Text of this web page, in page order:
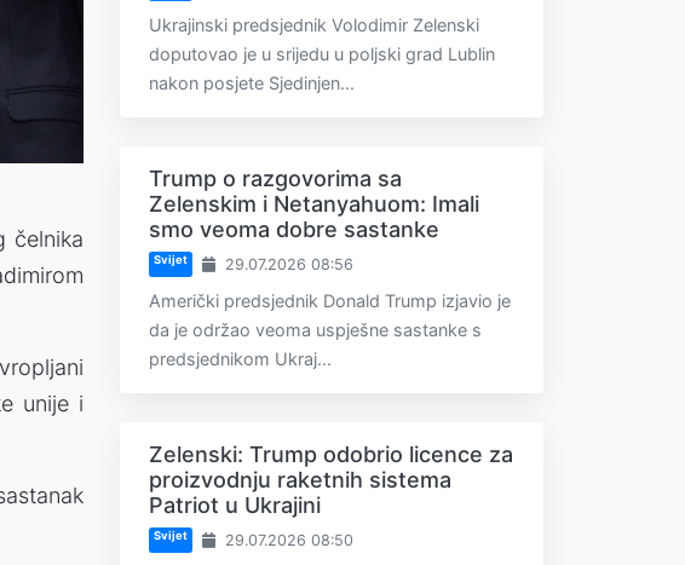
čelnika
unije i
Ukrajinski predsjednik Volodimir Zelenski
doputovao je u srijedu u poljski grad Lublin
nakon posjete Sjedinjen...
Trump o razgovorima sa
Zelenskim i Netanyahuom: Imali
smo veoma dobre sastanke
Svijet 29.07.2026 08:56
Američki predsjednik Donald Trump izjavio je
da je održao veoma uspješne sastanke s
predsjednikom Ukraj...
Zelenski: Trump odobrio licence za
proizvodnju raketnih sistema
Patriot u Ukrajini
Svijet 29.07.2026 08:50